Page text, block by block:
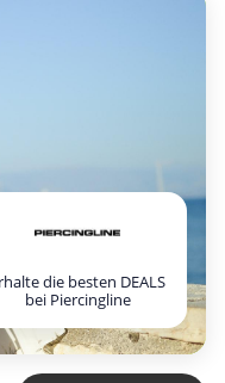
die besten DEALS
bei Piercingline